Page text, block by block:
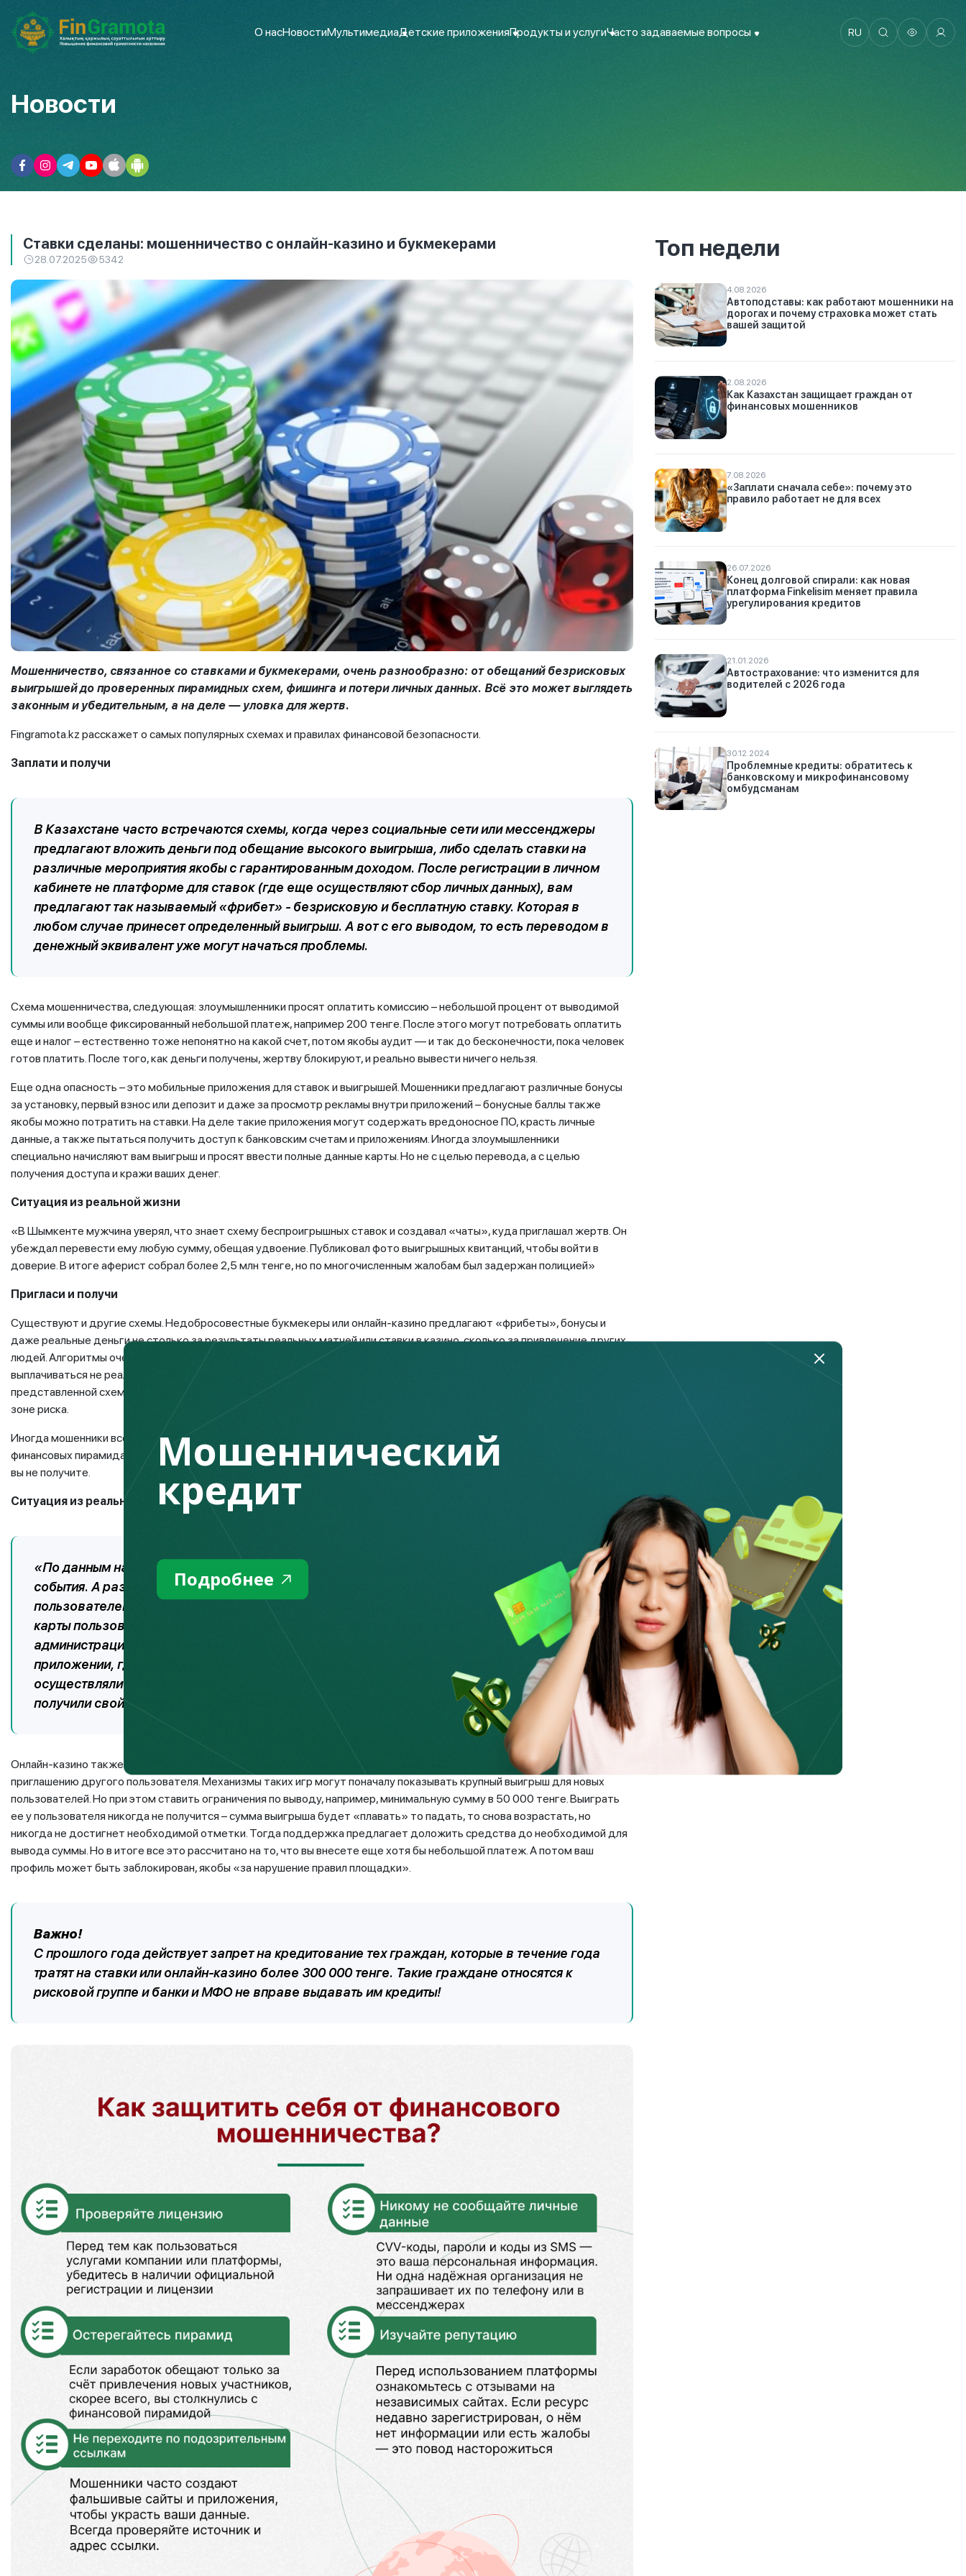
О насНовостиМультимедиаДетские приложенияПродукты и услугиЧасто задаваемые вопросы RU
Новости
Ставки сделаны: мошенничество с онлайн-казино и букмекерами
28.07.2025 5342
Мошенничество, связанное со ставками и букмекерами, очень разнообразно: от обещаний безрисковых
выигрышей до проверенных пирамидных схем, фишинга и потери личных данных. Всё это может выглядеть
законным и убедительным, а на деле — уловка для жертв.
Fingramota.kz расскажет о самых популярных схемах и правилах финансовой безопасности.
Заплати и получи
В Казахстане часто встречаются схемы, когда через социальные сети или мессенджеры
предлагают вложить деньги под обещание высокого выигрыша, либо сделать ставки на
различные мероприятия якобы с гарантированным доходом. После регистрации в личном
кабинете не платформе для ставок (где еще осуществляют сбор личных данных), вам
предлагают так называемый «фрибет» - безрисковую и бесплатную ставку. Которая в
любом случае принесет определенный выигрыш. А вот с его выводом, то есть переводом в
денежный эквивалент уже могут начаться проблемы.
Схема мошенничества, следующая: злоумышленники просят оплатить комиссию – небольшой процент от выводимой
суммы или вообще фиксированный небольшой платеж, например 200 тенге. После этого могут потребовать оплатить
еще и налог – естественно тоже непонятно на какой счет, потом якобы аудит — и так до бесконечности, пока человек
готов платить. После того, как деньги получены, жертву блокируют, и реально вывести ничего нельзя.
Еще одна опасность – это мобильные приложения для ставок и выигрышей. Мошенники предлагают различные бонусы
за установку, первый взнос или депозит и даже за просмотр рекламы внутри приложений – бонусные баллы также
якобы можно потратить на ставки. На деле такие приложения могут содержать вредоносное ПО, красть личные
данные, а также пытаться получить доступ к банковским счетам и приложениям. Иногда злоумышленники
специально начисляют вам выигрыш и просят ввести полные данные карты. Но не с целью перевода, а с целью
получения доступа и кражи ваших денег.
Ситуация из реальной жизни
«В Шымкенте мужчина уверял, что знает схему беспроигрышных ставок и создавал «чаты», куда приглашал жертв. Он
убеждал перевести ему любую сумму, обещая удвоение. Публиковал фото выигрышных квитанций, чтобы войти в
доверие. В итоге аферист собрал более 2,5 млн тенге, но по многочисленным жалобам был задержан полицией»
Пригласи и получи
Существуют и другие схемы. Недобросовестные букмекеры или онлайн-казино предлагают «фрибеты», бонусы и
даже реальные деньги не столько за результаты реальных матчей или ставки в казино, сколько за привлечение других
людей. Алгоритмы очень напоминают финансовые пирамиды. С той лишь разницей, что бонусы будут зачастую
выплачиваться не реальными деньгами, а начисляться в личный кабинет. Такая комбинация похожа с ранее
представленной схемой. Таким образом, вы и сами не получите денег и привлеченные вами знакомые тоже окажутся в
зоне риска.
Иногда мошенники все-таки осуществляют первые небольшие выплаты за привлеченных участников. Но, как и в
финансовых пирамидах, как только суммы будут более или менее существенные, личный кабинет заблокируют и выплат
вы не получите.
Ситуация из реальной жизни
«По данным наших подписчиков Telegram-канал предлагал делать ставки на спортивные
события. А размер выигрыша зависел в большей степени от привлечения других
пользователей – рефералов. Первые выплаты в несколько тысяч тенге переводились на
карты пользователей через платежные сервисы. Но как только выигрыш увеличивался,
администрация канала заявляла, что необходимо зарегистрироваться в специальном
приложении, где аккумулировались личные данные пользователя, а выплаты не
осуществлялись якобы по техническим причинам. В результате игроки не только не
получили свой выигрыш, но и потеряли все деньги, которые были поставлены».
Онлайн-казино также могут предлагать бесплатные игры если вы введете определенный тайный код или придете по
приглашению другого пользователя. Механизмы таких игр могут поначалу показывать крупный выигрыш для новых
пользователей. Но при этом ставить ограничения по выводу, например, минимальную сумму в 50 000 тенге. Выиграть
ее у пользователя никогда не получится – сумма выигрыша будет «плавать» то падать, то снова возрастать, но
никогда не достигнет необходимой отметки. Тогда поддержка предлагает доложить средства до необходимой для
вывода суммы. Но в итоге все это рассчитано на то, что вы внесете еще хотя бы небольшой платеж. А потом ваш
профиль может быть заблокирован, якобы «за нарушение правил площадки».
Важно!
С прошлого года действует запрет на кредитование тех граждан, которые в течение года
тратят на ставки или онлайн-казино более 300 000 тенге. Такие граждане относятся к
рисковой группе и банки и МФО не вправе выдавать им кредиты!
Топ недели
4.08.2026
Автоподставы: как работают мошенники на
дорогах и почему страховка может стать
вашей защитой
2.08.2026
Как Казахстан защищает граждан от
финансовых мошенников
7.08.2026
«Заплати сначала себе»: почему это
правило работает не для всех
26.07.2026
Конец долговой спирали: как новая
платформа Finkelisim меняет правила
урегулирования кредитов
21.01.2026
Автострахование: что изменится для
водителей с 2026 года
30.12.2024
Проблемные кредиты: обратитесь к
банковскому и микрофинансовому
омбудсманам
Мошеннический
кредит
Подробнее